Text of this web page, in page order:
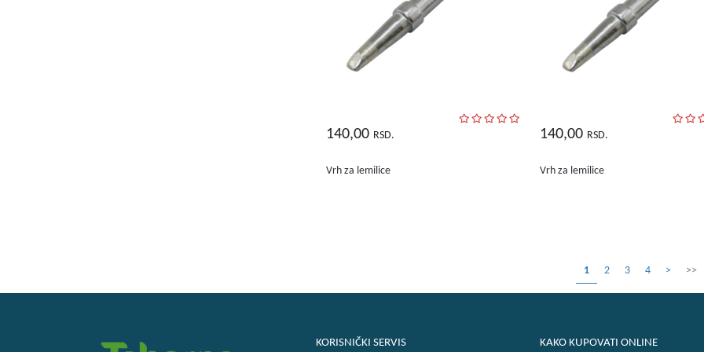
140,00 RSD.
Vrh za lemilice
140,00 RSD.
Vrh za lemilice
1 2 3 4 > >>
KORISNIČKI SERVIS KAKO KUPOVATI ONLINE